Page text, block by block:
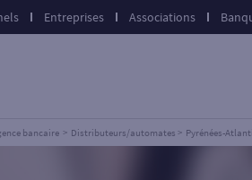
Entreprises Associations
bancaire Distributeurs/automates Pyrénées-